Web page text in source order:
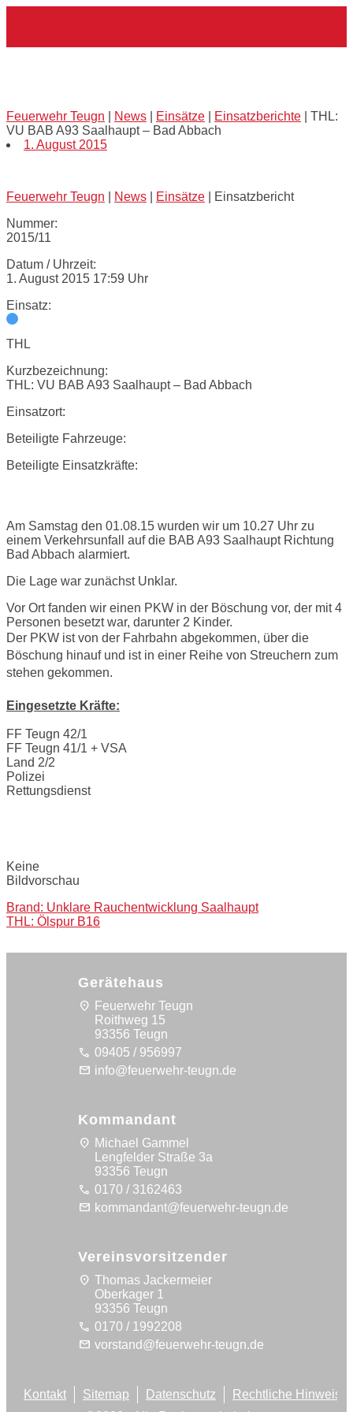
Feuerwehr Teugn News Einsätze Einsatzberichte
THL:
VU BAB A93 Saalhaupt – Bad Abbach
1. August 2015
Feuerwehr Teugn News Einsätze
Einsatzbericht
Nummer:
2015/11
Datum / Uhrzeit:
1. August 2015 17:59 Uhr
Einsatz:
THL
Kurzbezeichnung:
THL: VU BAB A93 Saalhaupt – Bad Abbach
Einsatzort:
Beteiligte Fahrzeuge:
Beteiligte Einsatzkräfte:
Am Samstag den 01.08.15 wurden wir um 10.27 Uhr zu
einem Verkehrsunfall auf die BAB A93 Saalhaupt Richtung
Bad Abbach alarmiert.
Die Lage war zunächst Unklar.
Vor Ort fanden wir einen PKW in der Böschung vor, der mit 4
Personen besetzt war, darunter 2 Kinder.
Der PKW ist von der Fahrbahn abgekommen, über die
Böschung hinauf und ist in einer Reihe von Streuchern zum
stehen gekommen.
Eingesetzte Kräfte:
FF Teugn 42/1
FF Teugn 41/1 + VSA
Land 2/2
Polizei
Rettungsdienst
Keine
Bildvorschau
Post
navigation
Brand: Unklare Rauchentwicklung Saalhaupt
THL: Ölspur B16
Gerätehaus
location_on Feuerwehr Teugn
Roithweg 15
93356 Teugn
call 09405 / 956997
mail info@feuerwehr-teugn.de
Kommandant
location_on Michael Gammel
Lengfelder Straße 3a
93356 Teugn
call 0170 / 3162463
mail kommandant@feuerwehr-teugn.de
Vereinsvorsitzender
location_on Thomas Jackermeier
Oberkager 1
93356 Teugn
call 0170 / 1992208
mail vorstand@feuerwehr-teugn.de
Kontakt Sitemap Datenschutz Rechtliche Hinweise